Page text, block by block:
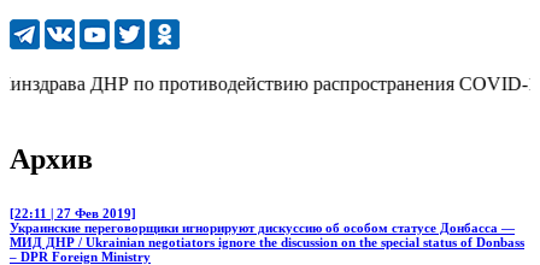
ДНР по противодействию распространения COVID-19:
Архив
[22:11 | 27 Фев 2019]
Украинские переговорщики игнорируют дискуссию об особом статусе Донбасса —
МИД ДНР / Ukrainian negotiators ignore the discussion on the special status of Donbass
– DPR Foreign Ministry